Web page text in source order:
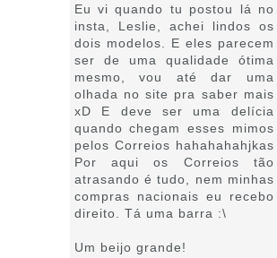
Eu vi quando tu postou lá no
insta, Leslie, achei lindos os
dois modelos. E eles parecem
ser de uma qualidade ótima
mesmo, vou até dar uma
olhada no site pra saber mais
xD E deve ser uma delícia
quando chegam esses mimos
pelos Correios hahahahahjkas
Por aqui os Correios tão
atrasando é tudo, nem minhas
compras nacionais eu recebo
direito. Tá uma barra :\
Um beijo grande!